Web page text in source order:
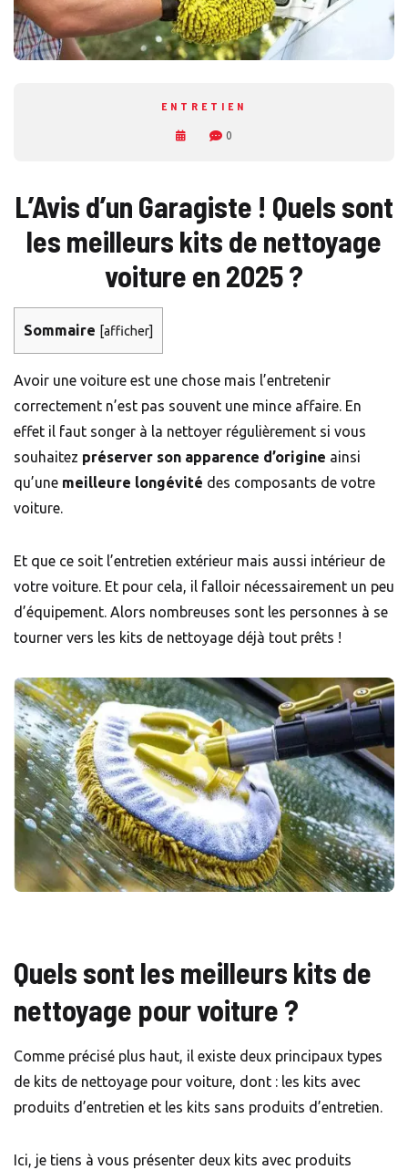
ENTRETIEN
0
L’Avis d’un Garagiste ! Quels sont
les meilleurs kits de nettoyage
voiture en 2025 ?
Sommaire [afficher]
Avoir une voiture est une chose mais l’entretenir
correctement n’est pas souvent une mince affaire. En
effet il faut songer à la nettoyer régulièrement si vous
souhaitez préserver son apparence d’origine ainsi
qu’une meilleure longévité des composants de votre
voiture.
Et que ce soit l’entretien extérieur mais aussi intérieur de
votre voiture. Et pour cela, il falloir nécessairement un peu
d’équipement. Alors nombreuses sont les personnes à se
tourner vers les kits de nettoyage déjà tout prêts !
Quels sont les meilleurs kits de
nettoyage pour voiture ?
Comme précisé plus haut, il existe deux principaux types
de kits de nettoyage pour voiture, dont : les kits avec
produits d’entretien et les kits sans produits d’entretien.
Ici, je tiens à vous présenter deux kits avec produits